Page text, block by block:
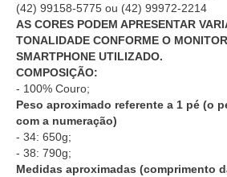
(42) 99158-5775 ou (42) 99972-2214
AS CORES PODEM APRESENTAR
TONALIDADE CONFORME O
SMARTPHONE UTILIZADO.
COMPOSIÇÃO:
- 100% Couro;
Peso aproximado referente a 1 pé (o
com a numeração)
- 34: 650g;
- 38: 790g;
Medidas aproximadas (comprimento